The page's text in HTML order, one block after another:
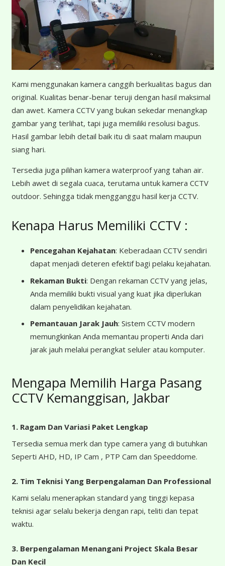
Kami menggunakan kamera canggih berkualitas bagus dan
original. Kualitas benar-benar teruji dengan hasil maksimal
dan awet. Kamera CCTV yang bukan sekedar menangkap
gambar yang terlihat, tapi juga memiliki resolusi bagus.
Hasil gambar lebih detail baik itu di saat malam maupun
siang hari.
Tersedia juga pilihan kamera waterproof yang tahan air.
Lebih awet di segala cuaca, terutama untuk kamera CCTV
outdoor. Sehingga tidak mengganggu hasil kerja CCTV.
Kenapa Harus Memiliki CCTV :
Pencegahan Kejahatan: Keberadaan CCTV sendiri
dapat menjadi deteren efektif bagi pelaku kejahatan.
Rekaman Bukti: Dengan rekaman CCTV yang jelas,
Anda memiliki bukti visual yang kuat jika diperlukan
dalam penyelidikan kejahatan.
Pemantauan Jarak Jauh: Sistem CCTV modern
memungkinkan Anda memantau properti Anda dari
jarak jauh melalui perangkat seluler atau komputer.
Mengapa Memilih Harga Pasang
CCTV Kemanggisan, Jakbar
1. Ragam Dan Variasi Paket Lengkap
Tersedia semua merk dan type camera yang di butuhkan
Seperti AHD, HD, IP Cam , PTP Cam dan Speeddome.
2. Tim Teknisi Yang Berpengalaman Dan Professional
Kami selalu menerapkan standard yang tinggi kepasa
teknisi agar selalu bekerja dengan rapi, teliti dan tepat
waktu.
3. Berpengalaman Menangani Project Skala Besar
Dan Kecil